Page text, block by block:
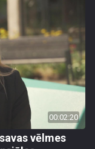
00:02:20
vēlmes